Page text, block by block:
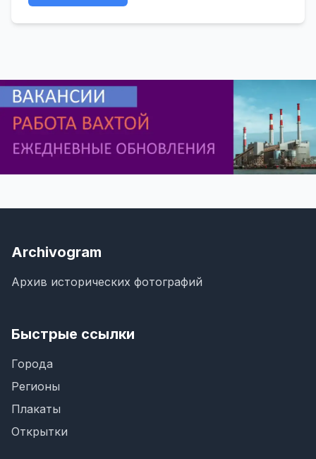
Archivogram
Архив исторических фотографий
Быстрые ссылки
Города
Регионы
Плакаты
Открытки